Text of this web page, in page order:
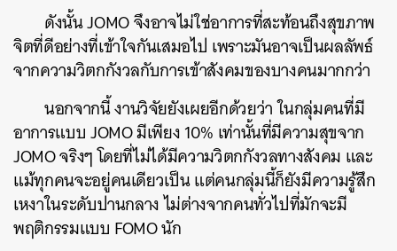
ดังนั้น JOMO จึงอาจไม่ใช่อาการที่สะท้อนถึงสุขภาพ
จิตที่ดีอย่างที่เข้าใจกันเสมอไป เพราะมันอาจเป็นผลลัพธ์
จากความวิตกกังวลกับการเข้าสังคมของบางคนมากกว่า
นอกจากนี้ งานวิจัยยังเผยอีกด้วยว่า ในกลุ่มคนที่มี
อาการแบบ JOMO มีเพียง 10% เท่านั้นที่มีความสุขจาก
JOMO จริงๆ โดยที่ไม่ได้มีความวิตกกังวลทางสังคม และ
แม้ทุกคนจะอยู่คนเดียวเป็น แต่คนกลุ่มนี้ก็ยังมีความรู้สึก
เหงาในระดับปานกลาง ไม่ต่างจากคนทั่วไปที่มักจะมี
พฤติกรรมแบบ FOMO นัก
SHARE TWEET LINE EMAIL